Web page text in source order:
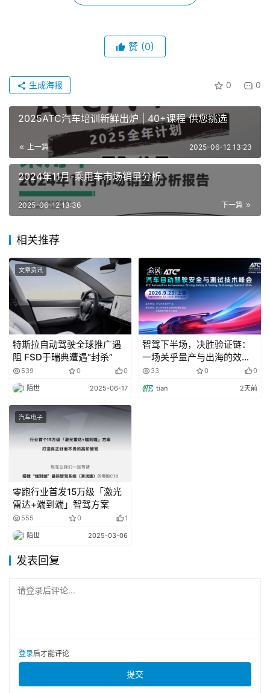
立即扫码报名
课程咨询：赵老师13916427185（同微信）
课程大纲
智能驾驶功能安全和预期功能安全
2. 安全相关法规介绍以及合规性的挑战（包括L2++ 组
合驾驶法规，EU AI Act相关安全项解读）
3. 安全危害分析和危险评估简介过程示例
智能驾驶系统安全（FSR层级）
1. 电子电器架构
2. 功能安全概念方法（包括故障树分析和FMEA分析）
3. 预期功能安全概念方法（包括STPA分析）
4. 常见的安全架构解析
(1) ASIL拆解
(2) 智驾L3与底盘需求分配
(3) 智驾其他ECU之间的需求分配
智能驾驶L3以及解析
1. 国内L3法规简析
3. L3系统的安全考虑
能驾驶系统安全（TSR层级）
赞 (0)
0 0
生成海报
2025ATC汽车培训新鲜出炉 | 40+课程 供您挑选
上一篇 2025-06-12 13:23
2024年11月-乘用车市场销量分析
下一篇
2025-06-12 13:36
相关推荐
文章资讯
特斯拉自动驾驶全球推广遇
阻 FSD于瑞典遭遇“封杀”
539 0 0
陌世 2025-06-17
会议
智驾下半场，决胜验证链：
一场关乎量产与出海的效率
革命
33 0 0
tian 2天前
汽车电子
零跑行业首发15万级「激光
雷达+端到端」智驾方案
555 0 1
陌世 2025-03-06
发表回复
请登录后评论...
登录后才能评论
提交